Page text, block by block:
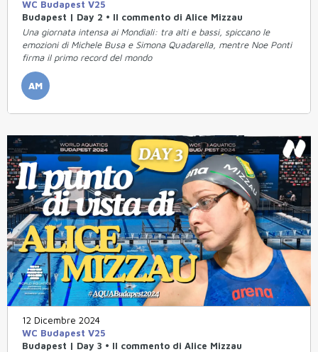
WC Budapest V25
Budapest | Day 2 • Il commento di Alice Mizzau
Una giornata intensa ai Mondiali: tra alti e bassi, spiccano le
emozioni di Michele Busa e Simona Quadarella, mentre Noe Ponti
firma il primo record del mondo
AM
12 Dicembre 2024
WC Budapest V25
Budapest | Day 3 • Il commento di Alice Mizzau